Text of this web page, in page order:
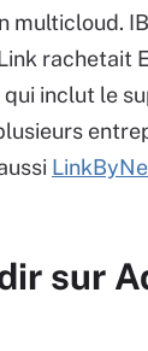
multicloud.
rachetait
inclut le
sur